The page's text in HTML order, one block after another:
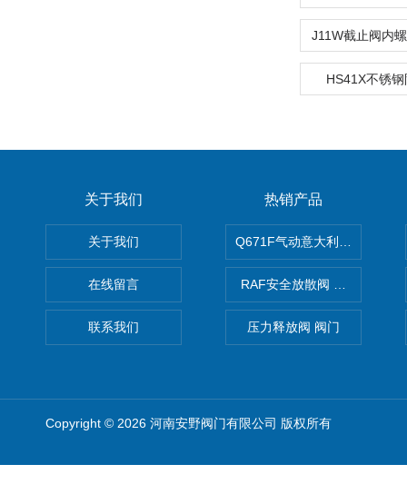
HS41X不锈
关于我们
关于我们
在线留言
联系我们
热销产品
Q671F气动意大利式薄型球阀
RAF安全放散阀 阀生产
压力释放阀 阀门
Copyright © 2026 河南安野阀门有限公司 版权所有